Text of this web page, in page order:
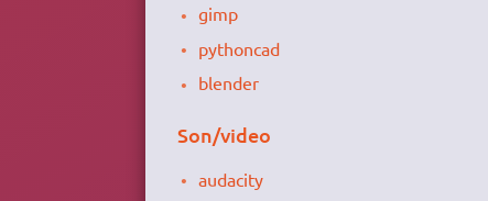
gimp
pythoncad
blender
Son/video
audacity